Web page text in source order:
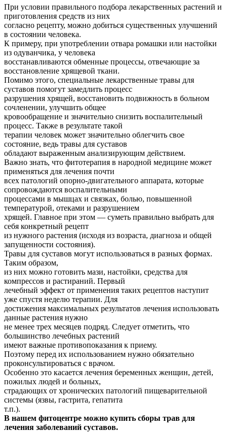
При условии правильного подбора лекарственных растений и
приготовления средств из них
согласно рецепту, можно добиться существенных улучшений
в состоянии человека.
К примеру, при употреблении отвара ромашки или настойки
из одуванчика, у человека
восстанавливаются обменные процессы, отвечающие за
восстановление хрящевой ткани.
Помимо этого, специальные лекарственные травы для
суставов помогут замедлить процесс
разрушения хрящей, восстановить подвижность в больном
сочленении, улучшить общее
кровообращение и значительно снизить воспалительный
процесс. Также в результате такой
терапии человек может значительно облегчить свое
состояние, ведь травы для суставов
обладают выраженным анализирующим действием.
Важно знать, что фитотерапия в народной медицине может
применяться для лечения почти
всех патологий опорно-двигательного аппарата, которые
сопровождаются воспалительными
процессами в мышцах и связках, болью, повышенной
температурой, отеками и разрушением
хрящей. Главное при этом — суметь правильно выбрать для
себя конкретный рецепт
из нужного растения (исходя из возраста, диагноза и общей
запущенности состояния).
Травы для суставов могут использоваться в разных формах.
Таким образом,
из них можно готовить мази, настойки, средства для
компрессов и растираний. Первый
лечебный эффект от применения таких рецептов наступит
уже спустя неделю терапии. Для
достижения максимальных результатов лечения использовать
данные растения нужно
не менее трех месяцев подряд. Следует отметить, что
большинство лечебных растений
имеют важные противопоказания к приему.
Поэтому перед их использованием нужно обязательно
проконсультироваться с врачом.
Особенно это касается лечения беременных женщин, детей,
пожилых людей и больных,
страдающих от хронических патологий пищеварительной
системы (язвы, гастрита, гепатита
т.п.).
В нашем фитоцентре можно купить сборы трав для
лечения заболеваний суставов.